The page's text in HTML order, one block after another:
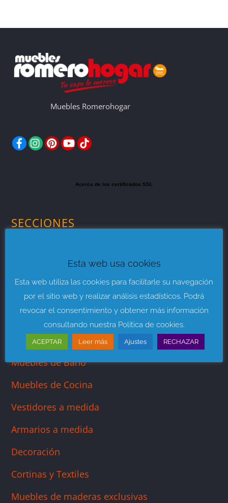
Muebles Romerohogar
Facebook
Instagram
PinterestYouTube
TikTok
Acerca de los certificados SSL
SECCIONES
Mueble Juvenil
Descanso y Colchones
Muebles de Baño
Muebles de Cocina
Vestidores a medida
Armarios a medida
Decoración
Cortinas y Textiles
Muebles de maderas exclusivas
Esta web usa cookies
Esta web utiliza las cookies para facilitarle su navegación
por el sitio web y realizar análisis estadísticos. Podrá
revocar el consentimiento y obtener más información
consultando nuestra Política de cookies.
ACEPTAR Leer más Ajustes RECHAZAR